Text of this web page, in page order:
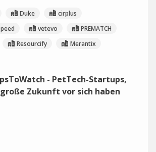
Duke
cirplus
vetevo
PREMATCH
Resourcify Merantix